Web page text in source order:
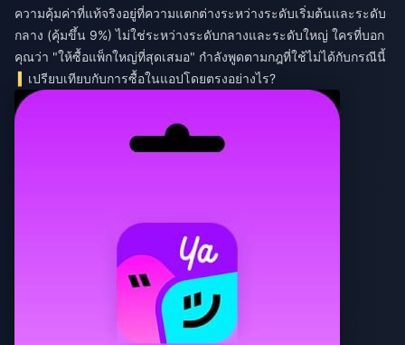
ความคุ้มค่าที่แท้จริงอยู่ที่ความแตกต่างระหว่างระดับเริ่มต้นและระดับ
กลาง (คุ้มขึ้น 9%) ไม่ใช่ระหว่างระดับกลางและระดับใหญ่ ใครที่บอก
คุณว่า "ให้ซื้อแพ็กใหญ่ที่สุดเสมอ" กำลังพูดตามกฎที่ใช้ไม่ได้กับกรณีนี้
เปรียบเทียบกับการซื้อในแอปโดยตรงอย่างไร?